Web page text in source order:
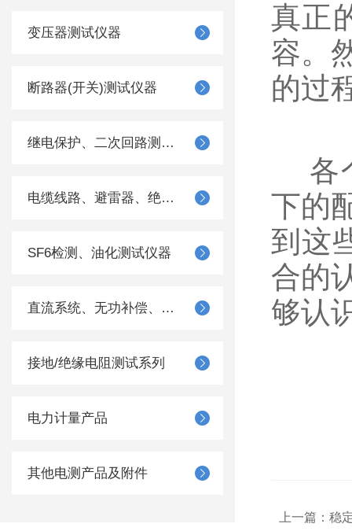
变压器测试仪器
断路器(开关)测试仪器
继电保护、二次回路测试仪器
电缆线路、避雷器、绝缘子测试仪器
SF6检测、油化测试仪器
直流系统、无功补偿、电池电机检测仪器
接地/绝缘电阻测试系列
电力计量产品
其他电测产品及附件
真正
容。
的过
各
下的
到这
合的
够认
上一篇： 稳